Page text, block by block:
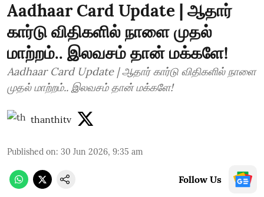
Aadhaar Card Update | ஆதார்
கார்டு விதிகளில் நாளை முதல்
மாற்றம்.. இலவசம் தான் மக்களே!
Aadhaar Card Update | ஆதார் கார்டு விதிகளில் நாளை
முதல் மாற்றம்.. இலவசம் தான் மக்களே!
thanthitv
Published on: 30 Jun 2026, 9:35 am
Follow Us